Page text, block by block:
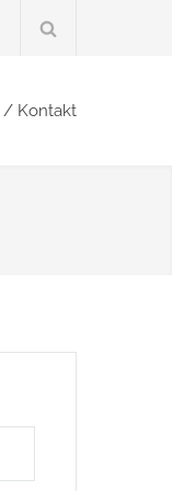
/ Kontakt